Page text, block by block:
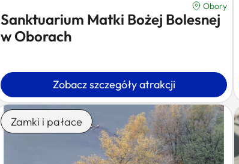
Obory
Sanktuarium Matki Bożej Bolesnej
w Oborach
Zobacz szczegóły atrakcji
Zamki i pałace